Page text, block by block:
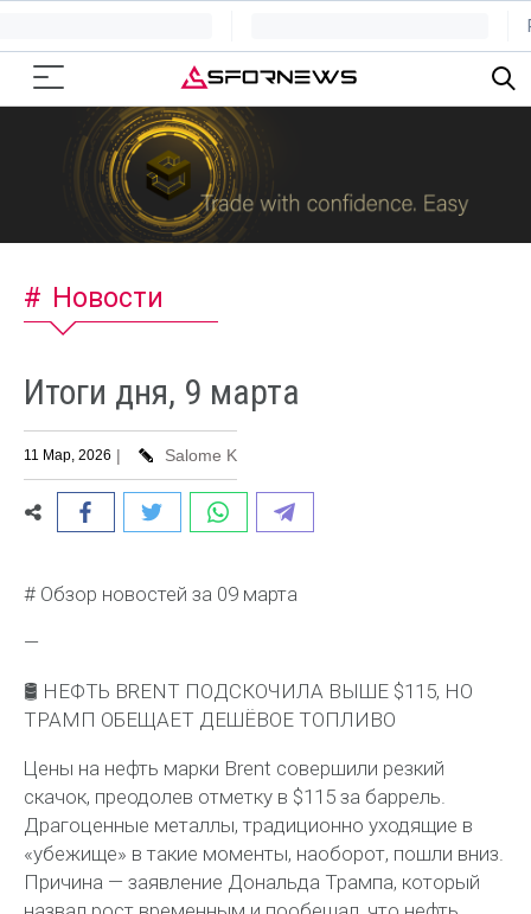
Новости
Итоги дня, 9 марта
11 Мар, 2026 | Salome K
# Обзор новостей за 09 марта
—
🛢 НЕФТЬ BRENT ПОДСКОЧИЛА ВЫШЕ $115, НО
ТРАМП ОБЕЩАЕТ ДЕШЁВОЕ ТОПЛИВО
Цены на нефть марки Brent совершили резкий
скачок, преодолев отметку в $115 за баррель.
Драгоценные металлы, традиционно уходящие в
«убежище» в такие моменты, наоборот, пошли вниз.
Причина — заявление Дональда Трампа, который